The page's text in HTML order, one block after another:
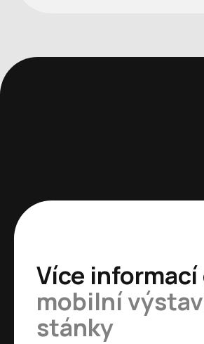
Více informací
mobilní
stánky